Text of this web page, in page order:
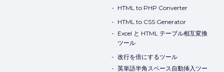
HTML to PHP Converter
HTML to CSS Generator
Excel と HTML テーブル相互変換
ツール
改行を倍にするツール
英単語半角スペース自動挿入ツー